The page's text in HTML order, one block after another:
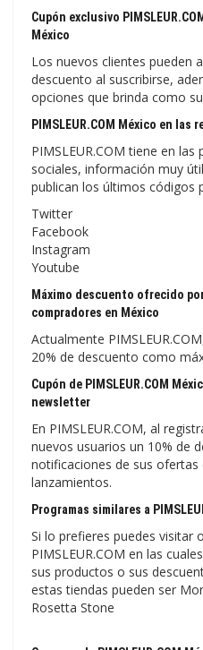
Cupón exclusivo
México
Los nuevos clientes pueden
descuento al suscribirse,
opciones que brinda como
PIMSLEUR.COM México en las
PIMSLEUR.COM tiene en las
sociales, información muy
publican los últimos códigos
Twitter
Facebook
Instagram
Youtube
Máximo descuento ofrecido por
compradores en México
Actualmente
20% de descuento como
Cupón de PIMSLEUR.COM
newsletter
En PIMSLEUR.COM, al
nuevos usuarios un 10% de
notificaciones de sus ofertas
lanzamientos.
Programas similares a
Si lo prefieres puedes visitar
PIMSLEUR.COM en las
sus productos o sus
estas tiendas pueden ser
Rosetta Stone